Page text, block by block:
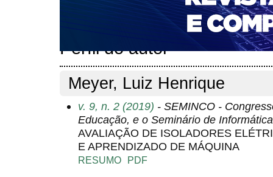
PARA AVALIADORES
NOVA SUBMISSÃO
Perfil do autor
Meyer, Luiz Henrique
v. 9, n. 2 (2019) - SEMINCO -
Educação, e o Seminário de
AVALIAÇÃO DE ISOLADORES
E APRENDIZADO DE MÁQUINA
RESUMO PDF